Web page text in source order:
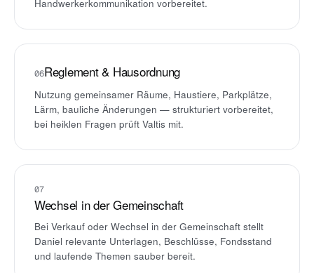
Handwerkerkommunikation vorbereitet.
06Reglement & Hausordnung
Nutzung gemeinsamer Räume, Haustiere, Parkplätze,
Lärm, bauliche Änderungen — strukturiert vorbereitet,
bei heiklen Fragen prüft Valtis mit.
07
Wechsel in der Gemeinschaft
Bei Verkauf oder Wechsel in der Gemeinschaft stellt
Daniel relevante Unterlagen, Beschlüsse, Fondsstand
und laufende Themen sauber bereit.